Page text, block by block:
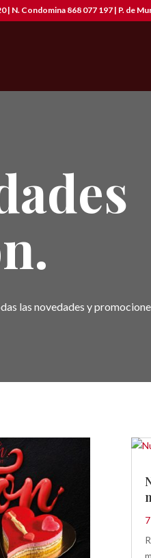
| N. Condomina 868 077 197 | P. de
las novedades y